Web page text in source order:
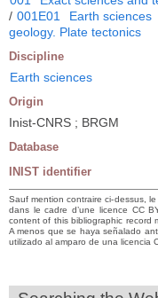
/ 001E01 Earth sciences
geology. Plate tectonics
Discipline
Earth sciences
Origin
Inist-CNRS ; BRGM
Database
INIST identifier
Sauf mention contraire ci-dessus,
dans le cadre d’une licence CC
content of this bibliographic record
A menos que se haya señalado
utilizado al amparo de una licencia